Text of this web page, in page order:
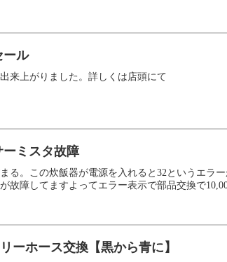
ール
来上がりました。詳しくは店頭にて
ミスタ故障
る。この炊飯器が電源を入れると32というエラ
故障してますよってエラー表示で部品交換で
ーホース交換【黒から青に】